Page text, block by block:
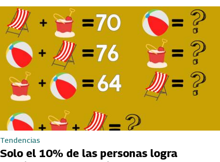
Tendencias
Solo el 10% de las personas logra